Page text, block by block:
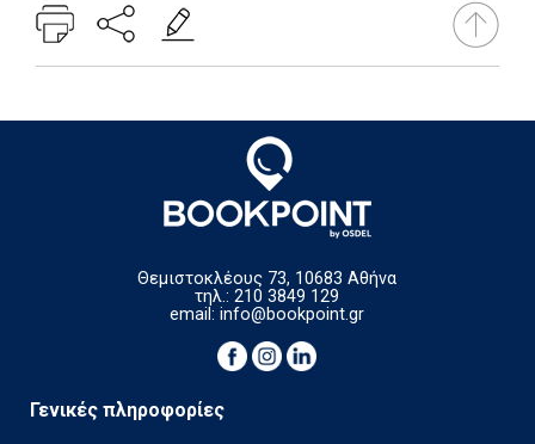
Θεμιστοκλέους 73, 10683 Αθήνα
τηλ.: 210 3849 129
email:info@bookpoint.gr
Γενικές πληροφορίες